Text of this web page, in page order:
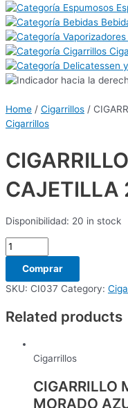
Home / Cigarrillos /
Cigarrillos
CAJETILLA
Disponibilidad: 20 in stock
Comprar
SKU: CI037 Category:
Related products
Cigarrillos
CIGARRILLO
MORADO